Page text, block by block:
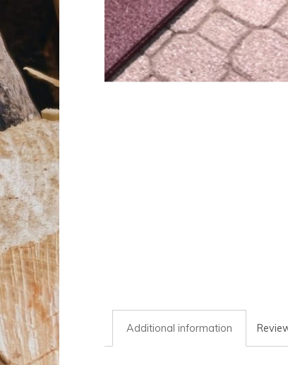
Additional information